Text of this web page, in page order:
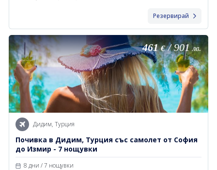
Резервирай
461 €/901 лв.
Дидим, Турция
Почивка в Дидим, Турция със самолет от София
до Измир - 7 нощувки
8 дни / 7 нощувки